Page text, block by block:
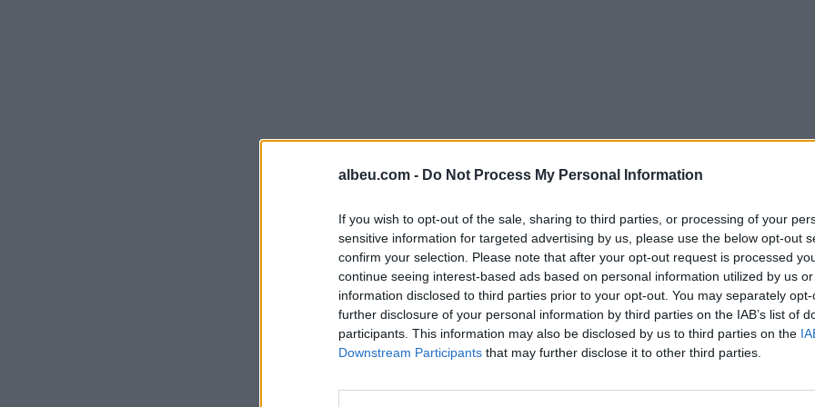
albeu.com - Do Not Process My Personal Information
If you wish to opt-out of the sale, sharing to third parties, or processing of your
sensitive information for targeted advertising by us, please use the below opt-out
confirm your selection. Please note that after your opt-out request is processed
continue seeing interest-based ads based on personal information utilized by us
information disclosed to third parties prior to your opt-out. You may separately
further disclosure of your personal information by third parties on the IAB’s list of
participants. This information may also be disclosed by us to third parties on the
Downstream Participants that may further disclose it to other third parties.